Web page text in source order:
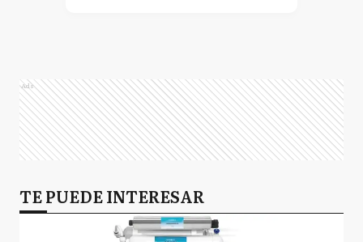
Ads
TE PUEDE INTERESAR